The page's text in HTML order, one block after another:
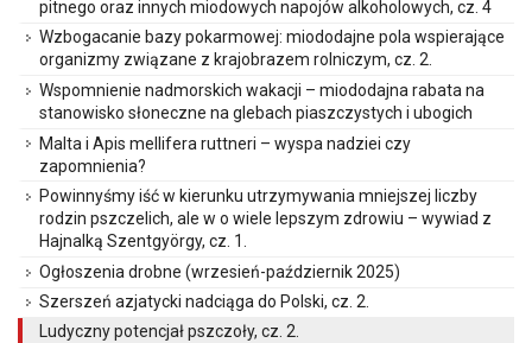
pitnego oraz innych miodowych napojów alkoholowych, cz. 4
Wzbogacanie bazy pokarmowej: miododajne pola wspierające
organizmy związane z krajobrazem rolniczym, cz. 2.
Wspomnienie nadmorskich wakacji – miododajna rabata na
stanowisko słoneczne na glebach piaszczystych i ubogich
Malta i Apis mellifera ruttneri – wyspa nadziei czy
zapomnienia?
Powinnyśmy iść w kierunku utrzymywania mniejszej liczby
rodzin pszczelich, ale w o wiele lepszym zdrowiu – wywiad z
Hajnalką Szentgyörgy, cz. 1.
Ogłoszenia drobne (wrzesień-październik 2025)
Szerszeń azjatycki nadciąga do Polski, cz. 2.
Ludyczny potencjał pszczoły, cz. 2.